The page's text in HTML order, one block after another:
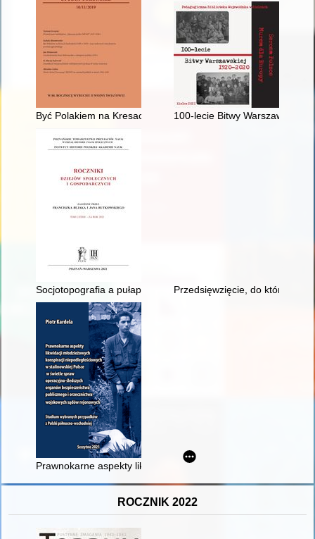
Być Polakiem na Kresach Zachodnich II RP w 1939 roku :
100-lecie Bitwy Warszawskiej
Socjotopografia a pułapki ksiąg miejskich, czyli Uwagi na
Przedsięwzięcie, do którego
Prawnokarne aspekty likwidacji młodzieżowych konspiracji
ROCZNIK 2022